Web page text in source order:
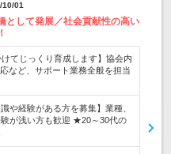
01
として発展／社会貢献性の高い
てじっくり育成します】協会内
など、サポート業務全般を担当
や経験がある方を募集】業種、
が浅い方も歓迎 ★20～30代の